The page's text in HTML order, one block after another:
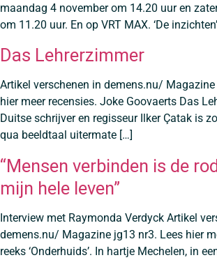
maandag 4 november om 14.20 uur en
om 11.20 uur. En op VRT MAX. ‘De
Das Lehrerzimmer
Artikel verschenen in demens.nu/
hier meer recensies. Joke Goovaerts Das
Duitse schrijver en regisseur Ilker Çatak is
qua beeldtaal uitermate […]
“Mensen verbinden is de
mijn hele leven”
Interview met Raymonda Verdyck Artikel
demens.nu/ Magazine jg13 nr3. Lees hier
reeks ‘Onderhuids’. In hartje Mechelen, in